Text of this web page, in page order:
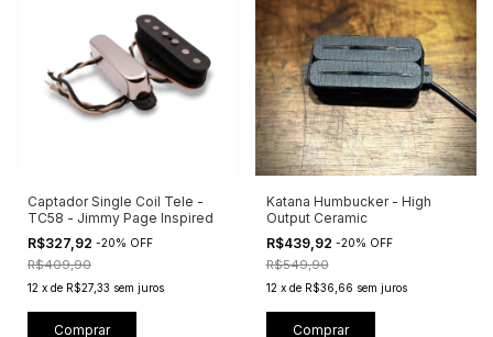
Captador Single Coil Tele -
TC58 - Jimmy Page Inspired
R$327,92 -20% OFF
R$409,90
12 x de R$27,33 sem juros
Comprar
Katana Humbucker - High
Output Ceramic
R$439,92 -20% OFF
R$549,90
12 x de R$36,66 sem juros